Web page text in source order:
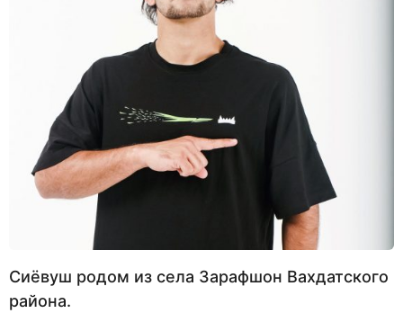
Сиёвуш родом из села Зарафшон Вахдатского
района.